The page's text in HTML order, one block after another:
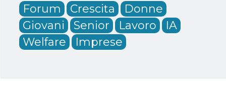
Forum Crescita
Donne
Giovani
Senior Lavoro
IA
Welfare
Imprese